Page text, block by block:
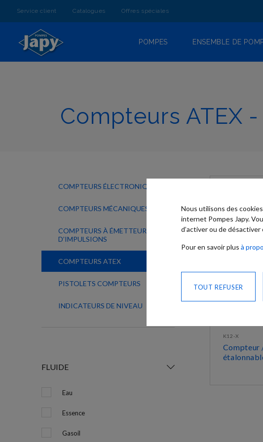
AU
Service client Catalogues Offres spéciales
POMPES ENSEMBLE DE
Compteurs ATEX
COMPTEURS ÉLECTRONIQUES
COMPTEURS MÉCANIQUES
COMPTEURS À ÉMETTEUR
D’IMPULSIONS
COMPTEURS ATEX
PISTOLETS COMPTEURS
INDICATEURS DE NIVEAU
FLUIDE
Eau
Essence
Gasoil
K12-X
Nous utilisons des
internet Pompes Japy.
d’activer ou de
Pour en savoir plus à
TOUT REFUSER